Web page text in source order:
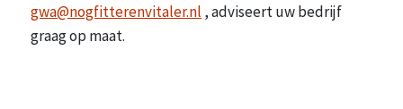
gwa@nogfitterenvitaler.nl , adviseert uw bedrijf
graag op maat.